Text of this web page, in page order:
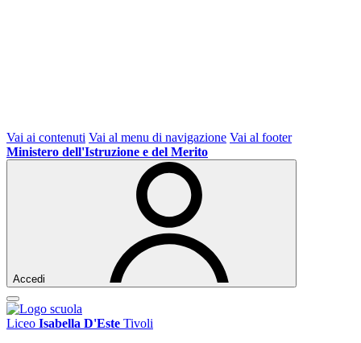
Vai ai contenuti Vai al menu di navigazione Vai al footer
Ministero dell'Istruzione e del Merito
Accedi
Liceo Isabella D'Este Tivoli